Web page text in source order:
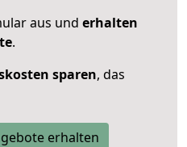
aus und erhalten
.
sparen, das
erhalten